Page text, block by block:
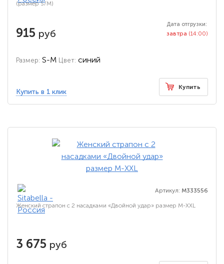
(размер S/M)
915 руб
Дата отгрузки:
завтра (14:00)
Размер: S-M Цвет: синий
Купить в 1 клик
Купить
Артикул: M333556
Женский страпон с 2 насадками «Двойной удар» размер М-ХХL
3 675 руб